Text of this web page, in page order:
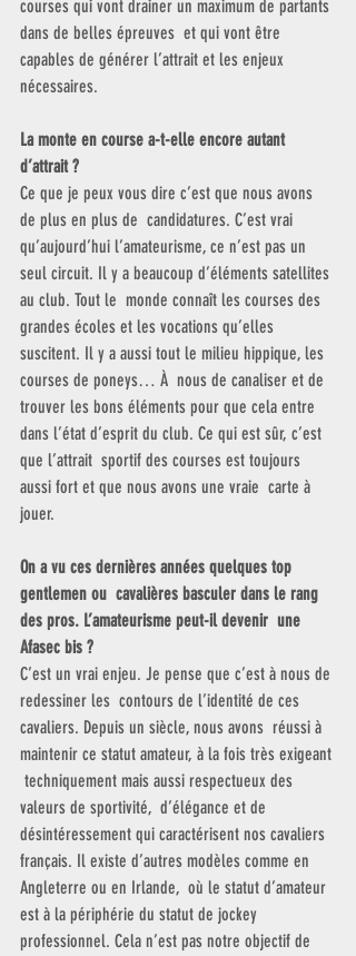
courses qui vont drainer un maximum de partants
dans de belles épreuves  et qui vont être
capables de générer l’attrait et les enjeux
nécessaires.
La monte en course a-t-elle encore autant
d’attrait ?
Ce que je peux vous dire c’est que nous avons
de plus en plus de  candidatures. C’est vrai
qu’aujourd’hui l’amateurisme, ce n’est pas un
seul circuit. Il y a beaucoup d’éléments satellites
au club. Tout le  monde connaît les courses des
grandes écoles et les vocations qu’elles
suscitent. Il y a aussi tout le milieu hippique, les
courses de poneys… À  nous de canaliser et de
trouver les bons éléments pour que cela entre
dans l’état d’esprit du club. Ce qui est sûr, c’est
que l’attrait  sportif des courses est toujours
aussi fort et que nous avons une vraie  carte à
jouer.
On a vu ces dernières années quelques top
gentlemen ou  cavalières basculer dans le rang
des pros. L’amateurisme peut-il devenir  une
Afasec bis ?
C’est un vrai enjeu. Je pense que c’est à nous de
redessiner les  contours de l’identité de ces
cavaliers. Depuis un siècle, nous avons  réussi à
maintenir ce statut amateur, à la fois très exigeant
techniquement mais aussi respectueux des
valeurs de sportivité,  d’élégance et de
désintéressement qui caractérisent nos cavaliers
français. Il existe d’autres modèles comme en
Angleterre ou en Irlande,  où le statut d’amateur
est à la périphérie du statut de jockey
professionnel. Cela n’est pas notre objectif de